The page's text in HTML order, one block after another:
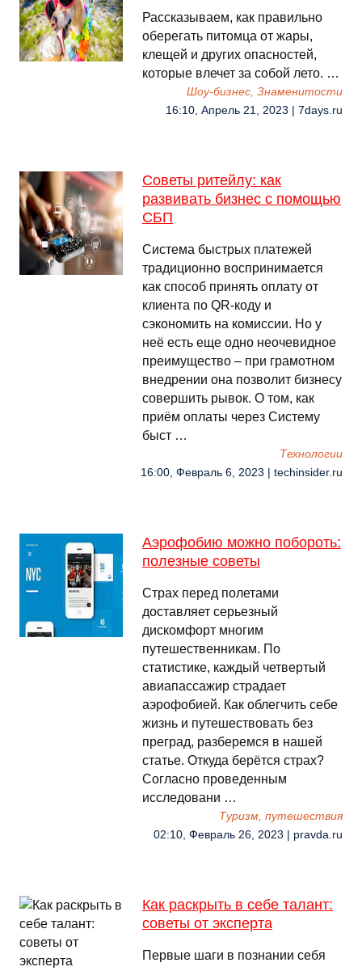
Рассказываем, как правильно
оберегать питомца от жары,
клещей и других опасностей,
которые влечет за собой лето. …
Шоу-бизнес, Знаменитости
16:10, Апрель 21, 2023 | 7days.ru
Советы ритейлу: как
развивать бизнес с помощью
СБП
Система быстрых платежей
традиционно воспринимается
как способ принять оплату от
клиента по QR-коду и
сэкономить на комиссии. Но у
неё есть еще одно неочевидное
преимущество – при грамотном
внедрении она позволит бизнесу
совершить рывок. О том, как
приём оплаты через Систему
быст …
Технологии
16:00, Февраль 6, 2023 | techinsider.ru
Аэрофобию можно побороть:
полезные советы
Страх перед полетами
доставляет серьезный
дискомфорт многим
путешественникам. По
статистике, каждый четвертый
авиапассажир страдает
аэрофобией. Как облегчить себе
жизнь и путешествовать без
преград, разберемся в нашей
статье. Откуда берётся страх?
Согласно проведенным
исследовани …
Туризм, путешествия
02:10, Февраль 26, 2023 | pravda.ru
Как раскрыть в себе талант:
советы от эксперта
Первые шаги в познании себя